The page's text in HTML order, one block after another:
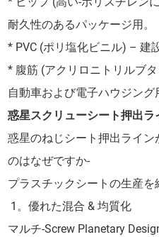
耐久性のあるパッケージ用。
* PVC (ポリ塩化ビニル) – 建
* 腹筋 (アクリロニトリルブ
自動車および電子ハウジング
惑星スクリューシート押出ラ
惑星のねじシート押出ライ
のはなぜですか-
プラスチックシートの生産を
1。優れた混合 & 均質化
マルチ-Screw Planetary